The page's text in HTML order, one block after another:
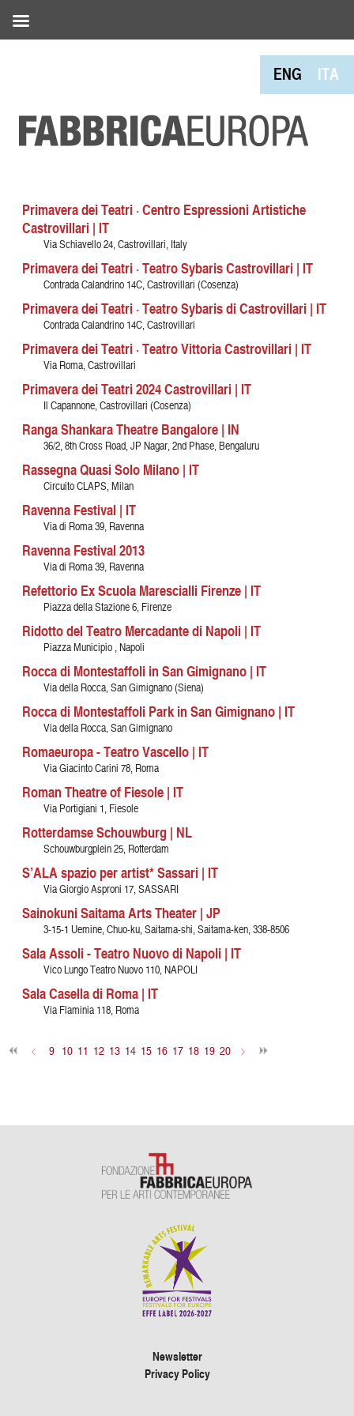
ENG ITA
Primavera dei Teatri · Centro Espressioni Artistiche
Castrovillari | IT
Via Schiavello 24, Castrovillari, Italy
Primavera dei Teatri · Teatro Sybaris Castrovillari | IT
Contrada Calandrino 14C, Castrovillari (Cosenza)
Primavera dei Teatri · Teatro Sybaris di Castrovillari | IT
Contrada Calandrino 14C, Castrovillari
Primavera dei Teatri · Teatro Vittoria Castrovillari | IT
Via Roma, Castrovillari
Primavera dei Teatri 2024 Castrovillari | IT
Il Capannone, Castrovillari (Cosenza)
Ranga Shankara Theatre Bangalore | IN
36/2, 8th Cross Road, JP Nagar, 2nd Phase, Bengaluru
Rassegna Quasi Solo Milano | IT
Circuito CLAPS, Milan
Ravenna Festival | IT
Via di Roma 39, Ravenna
Ravenna Festival 2013
Via di Roma 39, Ravenna
Refettorio Ex Scuola Marescialli Firenze | IT
Piazza della Stazione 6, Firenze
Ridotto del Teatro Mercadante di Napoli | IT
Piazza Municipio , Napoli
Rocca di Montestaffoli in San Gimignano | IT
Via della Rocca, San Gimignano (Siena)
Rocca di Montestaffoli Park in San Gimignano | IT
Via della Rocca, San Gimignano
Romaeuropa - Teatro Vascello | IT
Via Giacinto Carini 78, Roma
Roman Theatre of Fiesole | IT
Via Portigiani 1, Fiesole
Rotterdamse Schouwburg | NL
Schouwburgplein 25, Rotterdam
S’ALA spazio per artist* Sassari | IT
Via Giorgio Asproni 17, SASSARI
Sainokuni Saitama Arts Theater | JP
3-15-1 Uemine, Chuo-ku, Saitama-shi, Saitama-ken, 338-8506
Sala Assoli - Teatro Nuovo di Napoli | IT
Vico Lungo Teatro Nuovo 110, NAPOLI
Sala Casella di Roma | IT
Via Flaminia 118, Roma
< 9 10 11 12 13 14 15 16 17 18 19 20 >
Newsletter
Privacy Policy